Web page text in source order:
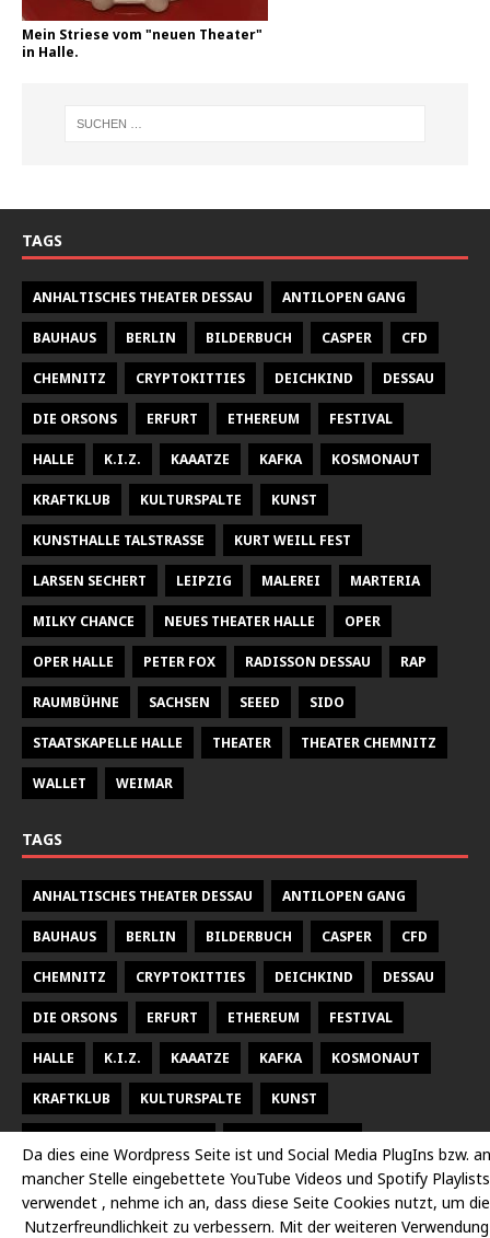
Mein Striese vom "neuen Theater"
in Halle.
TAGS
ANHALTISCHES THEATER DESSAU ANTILOPEN GANG
BAUHAUS BERLIN BILDERBUCH CASPER CFD
CHEMNITZ CRYPTOKITTIES DEICHKIND DESSAU
DIE ORSONS ERFURT ETHEREUM FESTIVAL
HALLE K.I.Z. KAAATZE KAFKA KOSMONAUT
KRAFTKLUB KULTURSPALTE KUNST
KUNSTHALLE TALSTRASSE KURT WEILL FEST
LARSEN SECHERT LEIPZIG MALEREI MARTERIA
MILKY CHANCE NEUES THEATER HALLE OPER
OPER HALLE PETER FOX RADISSON DESSAU RAP
RAUMBÜHNE SACHSEN SEEED SIDO
STAATSKAPELLE HALLE THEATER THEATER CHEMNITZ
WALLET WEIMAR
TAGS
ANHALTISCHES THEATER DESSAU ANTILOPEN GANG
BAUHAUS BERLIN BILDERBUCH CASPER CFD
CHEMNITZ CRYPTOKITTIES DEICHKIND DESSAU
DIE ORSONS ERFURT ETHEREUM FESTIVAL
HALLE K.I.Z. KAAATZE KAFKA KOSMONAUT
KRAFTKLUB KULTURSPALTE KUNST
LARSEN SECHERT LEIPZIG MALEREI MARTERIA
MILKY CHANCE NEUES THEATER HALLE OPER
Da dies eine Wordpress Seite ist und Social Media PlugIns bzw. an
mancher Stelle eingebettete YouTube Videos und Spotify Playlists
verwendet , nehme ich an, dass diese Seite Cookies nutzt, um die
Nutzerfreundlichkeit zu verbessern. Mit der weiteren Verwendung